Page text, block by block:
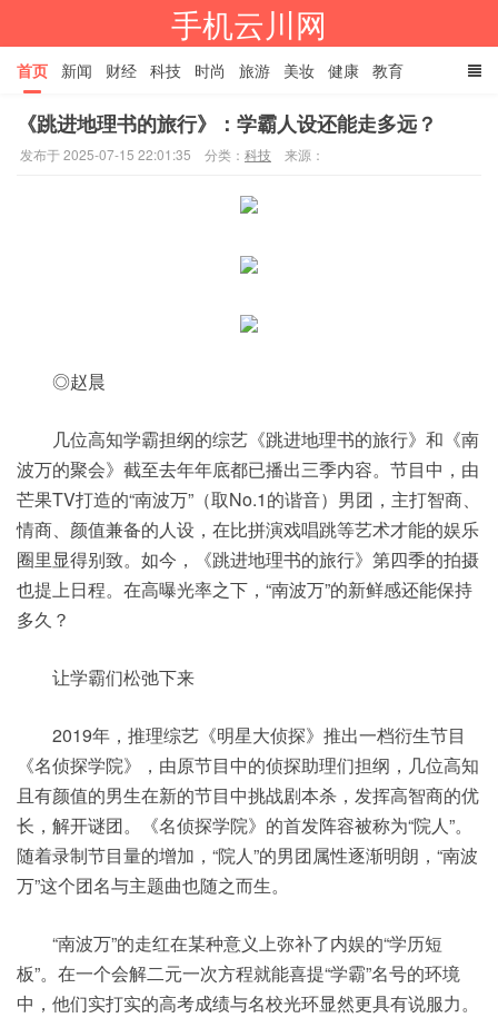
手机云川网
首页 新闻 财经 科技 时尚 旅游 美妆 健康 教育
餐饮 娱乐 体育 家居 TAGS
《跳进地理书的旅行》：学霸人设还能走多远？
发布于 2025-07-15 22:01:35 分类： 科技 来源：
◎赵晨
几位高知学霸担纲的综艺《跳进地理书的旅行》和《南
波万的聚会》截至去年年底都已播出三季内容。节目中，由
芒果TV打造的“南波万”（取No.1的谐音）男团，主打智商、
情商、颜值兼备的人设，在比拼演戏唱跳等艺术才能的娱乐
圈里显得别致。如今，《跳进地理书的旅行》第四季的拍摄
也提上日程。在高曝光率之下，“南波万”的新鲜感还能保持
多久？
让学霸们松弛下来
2019年，推理综艺《明星大侦探》推出一档衍生节目
《名侦探学院》，由原节目中的侦探助理们担纲，几位高知
且有颜值的男生在新的节目中挑战剧本杀，发挥高智商的优
长，解开谜团。《名侦探学院》的首发阵容被称为“院人”。
随着录制节目量的增加，“院人”的男团属性逐渐明朗，“南波
万”这个团名与主题曲也随之而生。
“南波万”的走红在某种意义上弥补了内娱的“学历短
板”。在一个会解二元一次方程就能喜提“学霸”名号的环境
中，他们实打实的高考成绩与名校光环显然更具有说服力。